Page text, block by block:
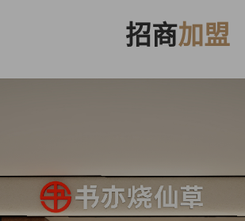
招商加盟